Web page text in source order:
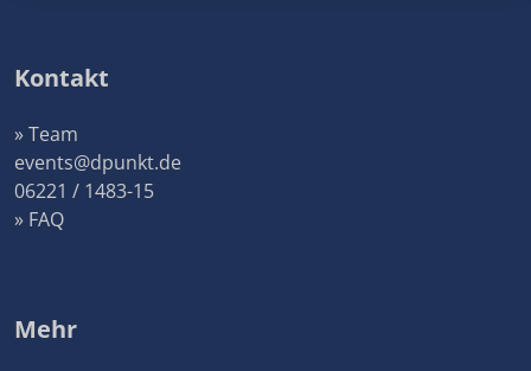
Kontakt
» Team
events@dpunkt.de
06221 / 1483-15
» FAQ
Mehr